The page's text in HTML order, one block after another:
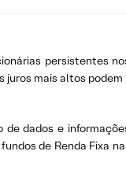
persistentes
mais altos
dados e
de Renda Fixa